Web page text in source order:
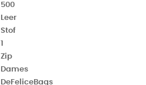
500
Leer
Stof
1
Zip
Dames
DeFeliceBags